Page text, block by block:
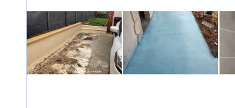
plus de chantier ensemble par la suite. De plus
béton à être fabriqué aurait pu être nettoyer !